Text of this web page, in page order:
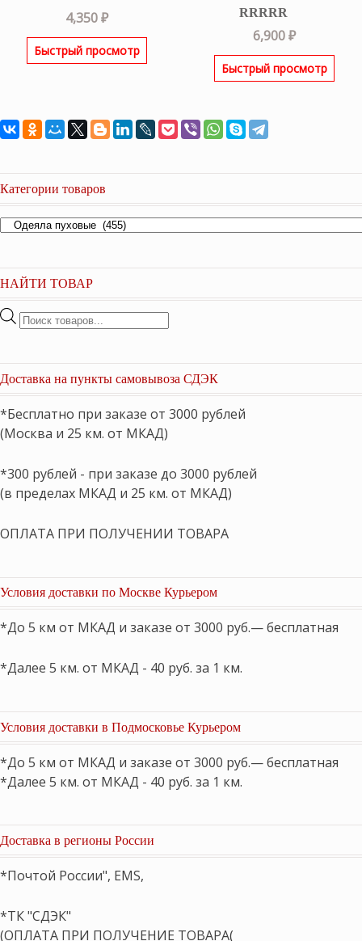
4,350₽
Быстрый просмотр
Оценка 5.00
из 5
6,900₽
Быстрый просмотр
Категории товаров
НАЙТИ ТОВАР
Поиск
Доставка на пункты самовывоза СДЭК
*Бесплатно при заказе от 3000 рублей
(Москва и 25 км. от МКАД)
*300 рублей - при заказе до 3000 рублей
(в пределах МКАД и 25 км. от МКАД)
ОПЛАТА ПРИ ПОЛУЧЕНИИ ТОВАРА
Условия доставки по Москве Курьером
*До 5 км от МКАД и заказе от 3000 руб.— бесплатная
*Далее 5 км. от МКАД - 40 руб. за 1 км.
Условия доставки в Подмосковье Курьером
*До 5 км от МКАД и заказе от 3000 руб.— бесплатная
*Далее 5 км. от МКАД - 40 руб. за 1 км.
Доставка в регионы России
*Почтой России", EMS,
*ТК "СДЭК"
(ОПЛАТА ПРИ ПОЛУЧЕНИЕ ТОВАРА(